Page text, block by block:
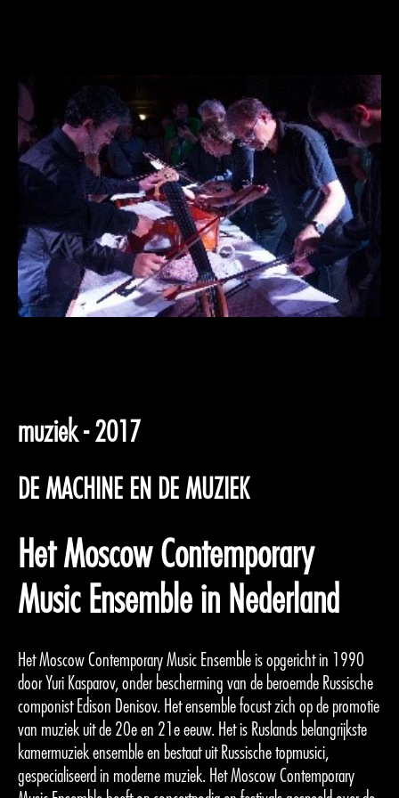
muziek - 2017
DE MACHINE EN DE MUZIEK
Het Moscow Contemporary
Music Ensemble in Nederland
Het Moscow Contemporary Music Ensemble is opgericht in 1990
door Yuri Kasparov, onder bescherming van de beroemde Russische
componist Edison Denisov. Het ensemble focust zich op de promotie
van muziek uit de 20e en 21e eeuw. Het is Ruslands belangrijkste
kamermuziek ensemble en bestaat uit Russische topmusici,
gespecialiseerd in moderne muziek. Het Moscow Contemporary